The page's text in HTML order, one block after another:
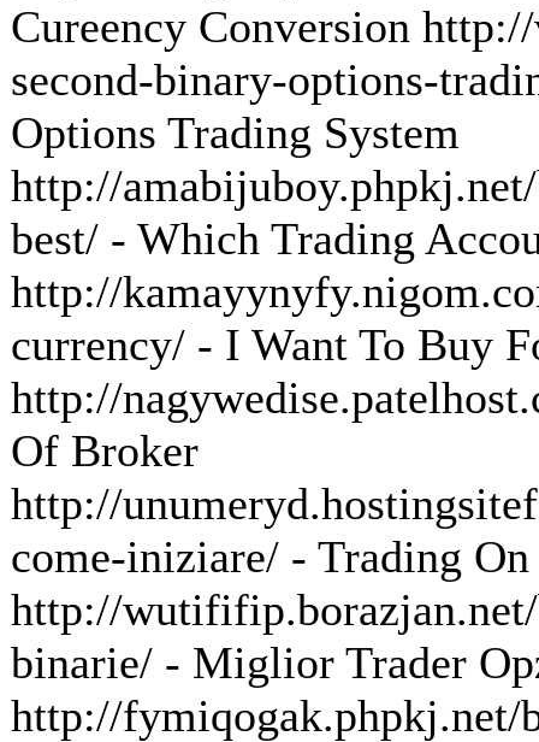
Cureency Conversion
second-binary-options-
Options Trading System
http://
best/ - Which Trading
http://
currency/ - I Want To Buy
http://
Of Broker
http://
come-iniziare/ - Trading
http://
binarie/ - Miglior Trader
http://